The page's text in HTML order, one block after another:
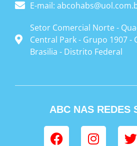
E-mail:
Setor Comercial Norte -
Central Park - Grupo 1907 -
Brasilia - Distrito Federal
ABC NAS REDES